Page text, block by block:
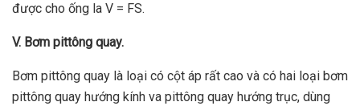
được cho ống la V = FS.
V. Bơm pittông quay.
Bơm pittông quay là loại có cột áp rất cao và có hai loại bơm
pittông quay hướng kính va pittông quay hướng trục, dùng